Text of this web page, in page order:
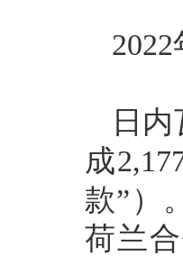
2022
日
成
款”）
荷兰